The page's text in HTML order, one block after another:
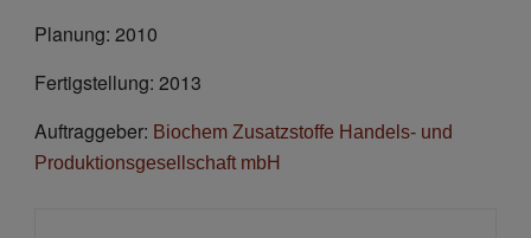
Planung: 2010
Fertigstellung: 2013
Auftraggeber: Biochem Zusatzstoffe Handels- und
Produktionsgesellschaft mbH